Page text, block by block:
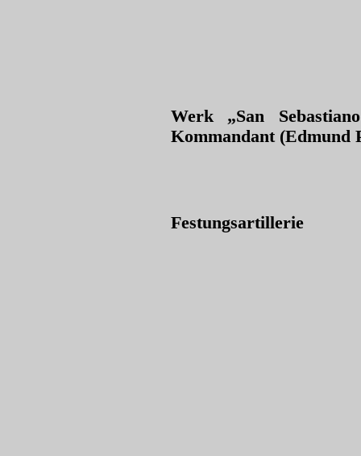
Werk „San
Kommandant (Edmund
Festungsartillerie